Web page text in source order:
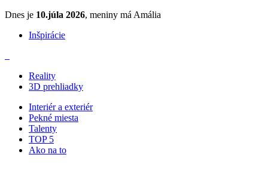
Dnes je 10.júla 2026, meniny má Amália
Inšpirácie
Reality
3D prehliadky
Interiér a exteriér
Pekné miesta
Talenty
TOP 5
Ako na to